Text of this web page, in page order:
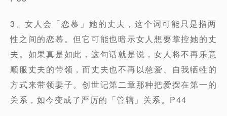
3、女人会「恋慕」她的丈夫，这个词可能只是指两
性之间的恋慕。但它可能也暗示女人想要掌控她的丈
夫。如果真是如此，这句话就是说，女人将不再乐意
顺服丈夫的带领，而丈夫也不再以慈爱、自我牺牲的
方式来带领妻子。创世记第二章那种把爱摆在第一的
关系，如今变成了严厉的「管辖」关系。P44